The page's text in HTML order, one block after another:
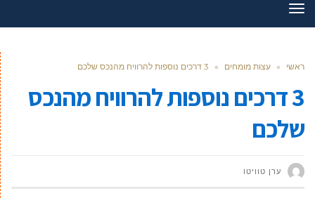
תפריט
ראשי » עצות מומחים » 3 דרכים נוספות להרוויח מהנכס שלכם
3 דרכים נוספות להרוויח מהנכס
שלכם
ערן טוויטו